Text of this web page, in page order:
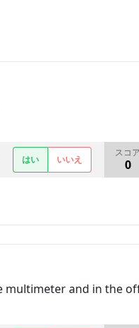
はい いいえ
スコア
0
multimeter and in the